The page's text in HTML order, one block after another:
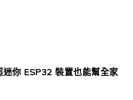
你 ESP32 裝置也能幫全家